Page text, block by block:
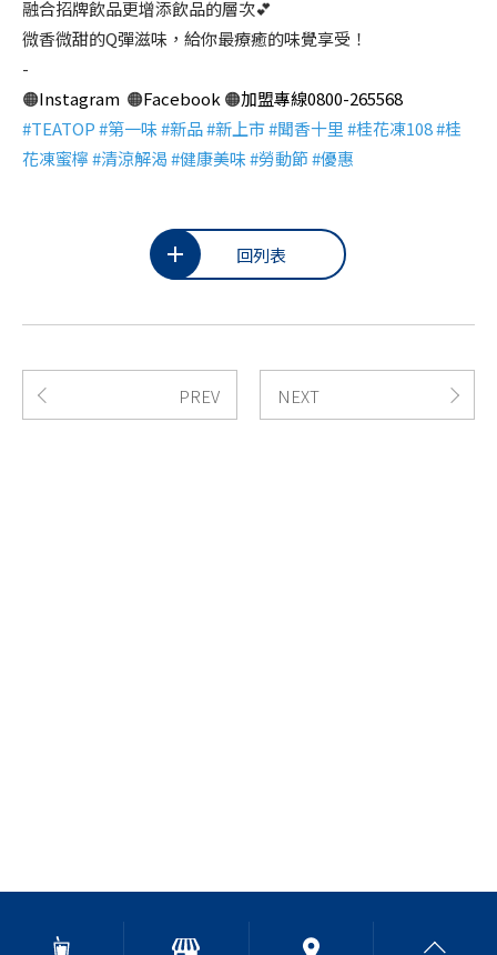
融合招牌飲品更增添飲品的層次💕
微香微甜的Q彈滋味，給你最療癒的味覺享受！
-
🟠Instagram 🟠Facebook 🟠加盟專線0800-265568
#TEATOP #第一味 #新品 #新上市 #聞香十里 #桂花凍108 #桂
花凍蜜檸 #清涼解渴 #健康美味 #勞動節 #優惠
回列表
PREV NEXT